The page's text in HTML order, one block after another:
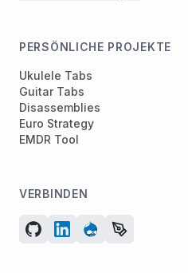
PERSÖNLICHE PROJEKTE
Ukulele Tabs
Guitar Tabs
Disassemblies
Euro Strategy
EMDR Tool
VERBINDEN